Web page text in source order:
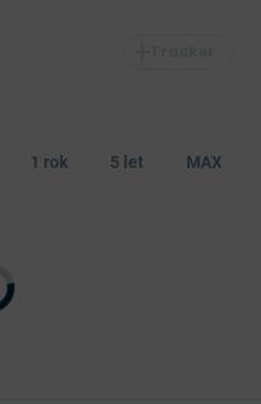
1 rok 5 let MAX